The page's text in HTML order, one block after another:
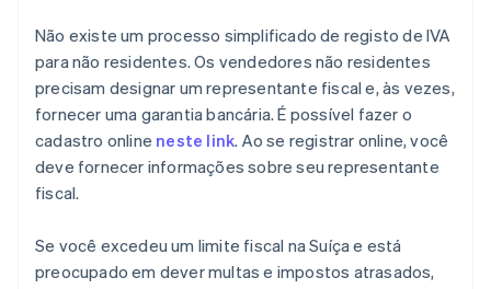
Não existe um processo simplificado de registo de IVA
para não residentes. Os vendedores não residentes
precisam designar um representante fiscal e, às vezes,
fornecer uma garantia bancária. É possível fazer o
cadastro online neste link. Ao se registrar online, você
deve fornecer informações sobre seu representante
fiscal.
Se você excedeu um limite fiscal na Suíça e está
preocupado em dever multas e impostos atrasados,